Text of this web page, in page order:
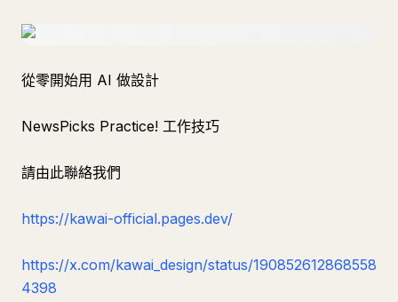
從零開始用 AI 做設計
NewsPicks Practice! 工作技巧
請由此聯絡我們
https://kawai-official.pages.dev/
https://x.com/kawai_design/status/190852612868558
4398